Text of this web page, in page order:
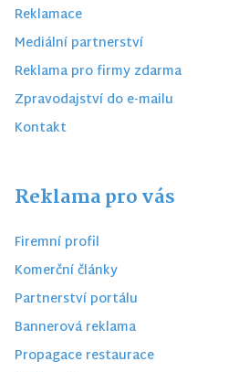
Reklamace
Mediální partnerství
Reklama pro firmy zdarma
Zpravodajství do e-mailu
Kontakt
Reklama pro vás
Firemní profil
Komerční články
Partnerství portálu
Bannerová reklama
Propagace restaurace